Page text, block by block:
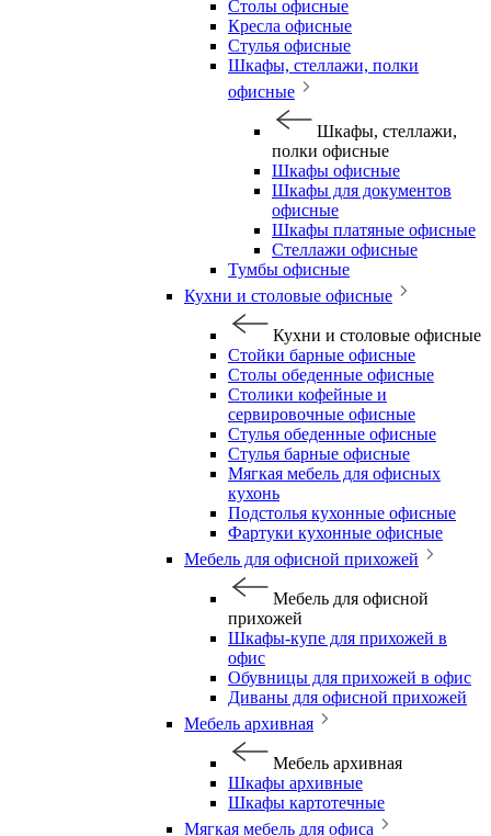
Столы офисные
Кресла офисные
Стулья офисные
Шкафы, стеллажи, полки
офисные
Шкафы, стеллажи,
полки офисные
Шкафы офисные
Шкафы для документов
офисные
Шкафы платяные офисные
Стеллажи офисные
Тумбы офисные
Кухни и столовые офисные
Кухни и столовые офисные
Стойки барные офисные
Столы обеденные офисные
Столики кофейные и
сервировочные офисные
Стулья обеденные офисные
Стулья барные офисные
Мягкая мебель для офисных
кухонь
Подстолья кухонные офисные
Фартуки кухонные офисные
Мебель для офисной прихожей
Мебель для офисной
прихожей
Шкафы-купе для прихожей в
офис
Обувницы для прихожей в офис
Диваны для офисной прихожей
Мебель архивная
Мебель архивная
Шкафы архивные
Шкафы картотечные
Мягкая мебель для офиса